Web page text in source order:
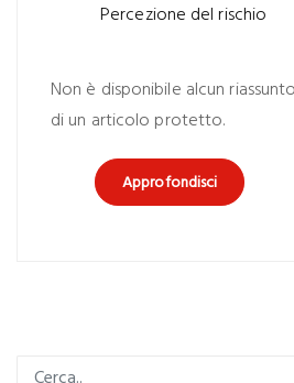
Percezione del rischio
Non è disponibile alcun
di un articolo protetto.
Approfondisci